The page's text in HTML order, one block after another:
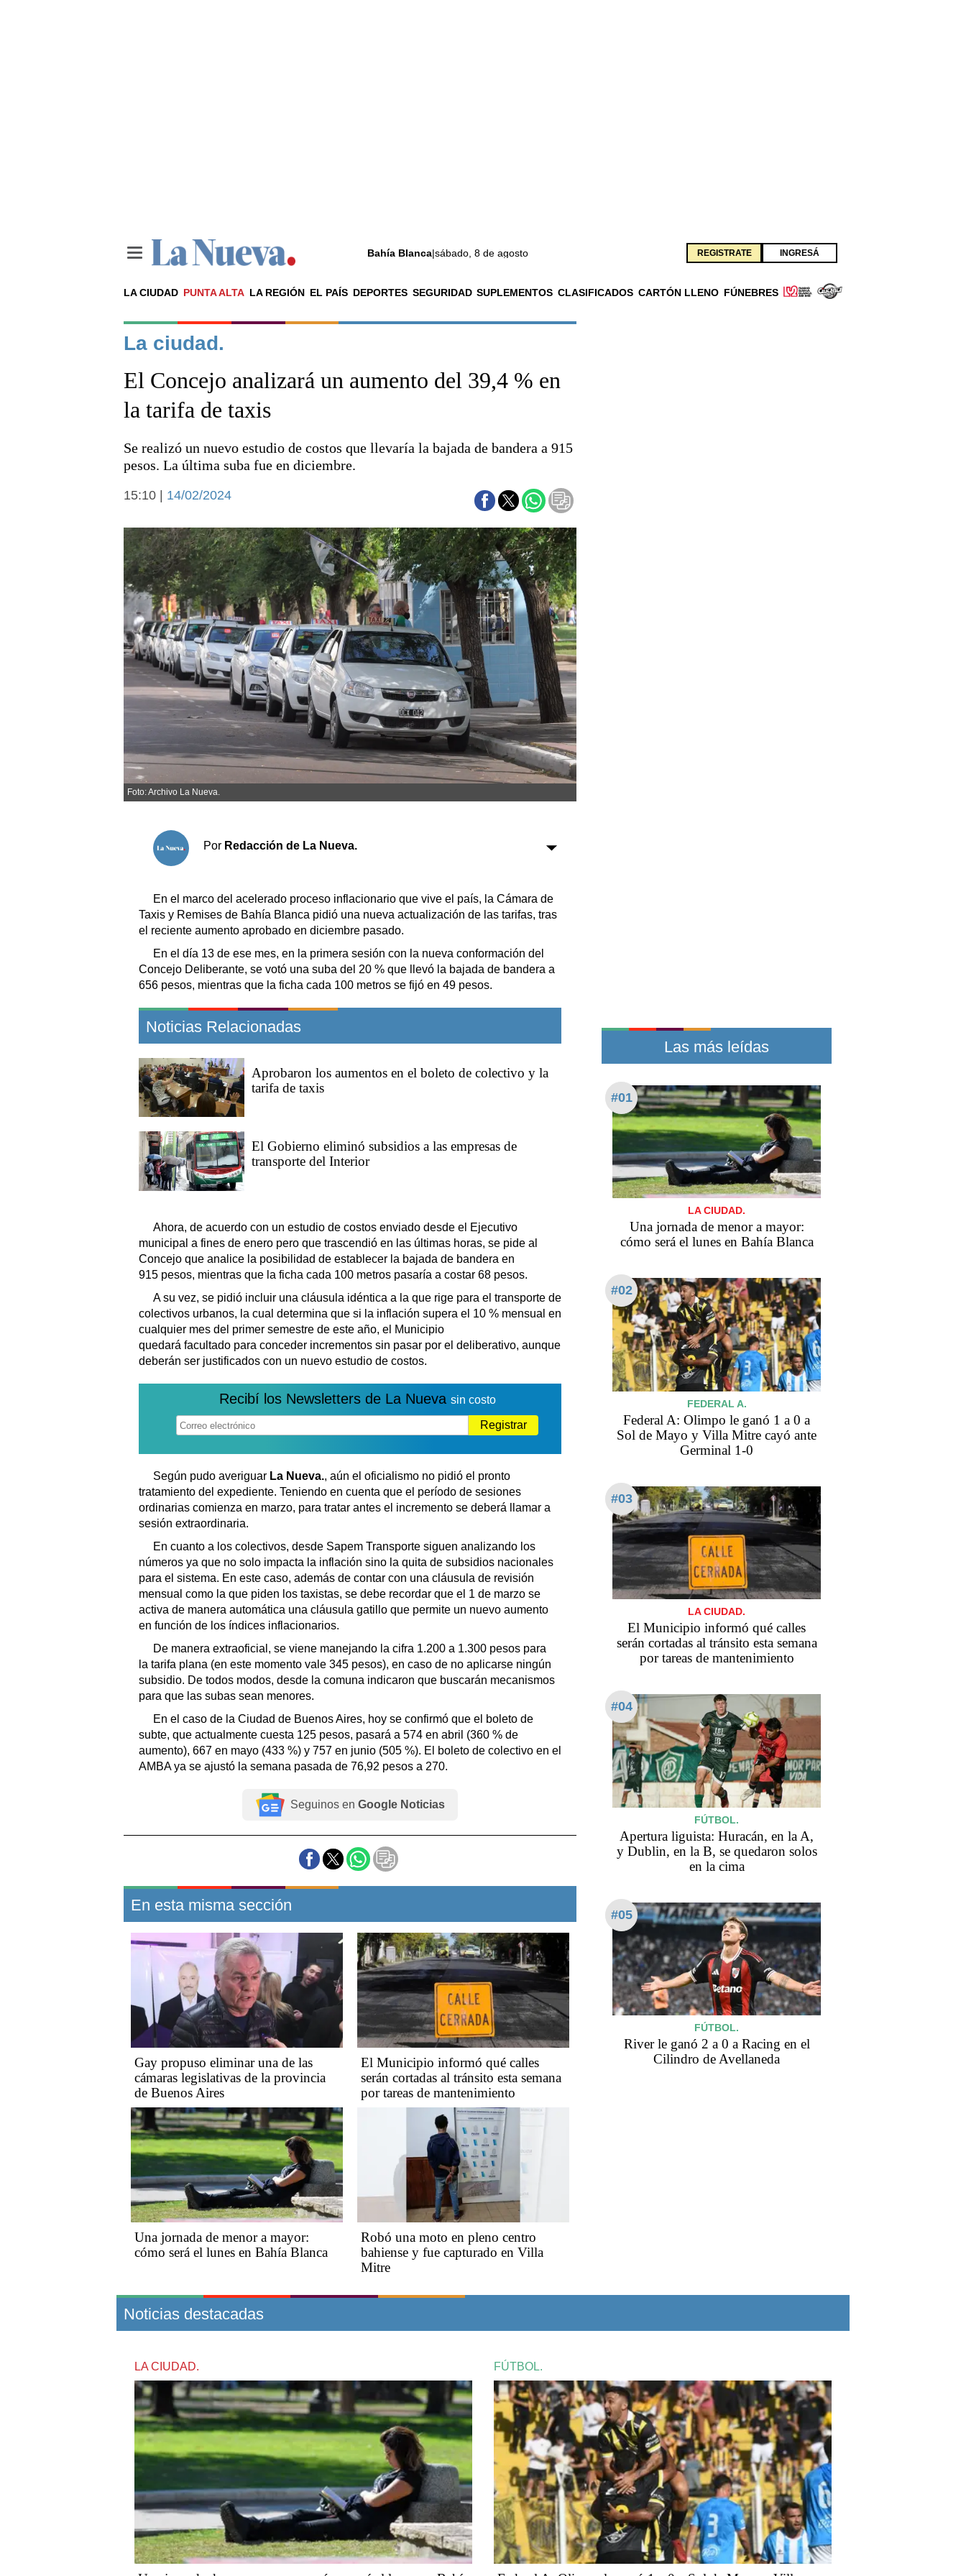
Bahía Blanca|sábado, 8 de agosto REGISTRATE INGRESÁ
LA CIUDAD PUNTA ALTA LA REGIÓN EL PAÍS DEPORTES SEGURIDAD SUPLEMENTOS CLASIFICADOS CARTÓN LLENO FÚNEBRES
Noticias
La ciudad
El país
Deportes
Escenario Olímpico
Federal A
Arte y cultura
Aplausos
Cines
Economía y campo
Economía y finanzas
Con el campo
Espacio empresas
Sociedad y tiempo libre
Sociedad
Tecnología
Turismo
Salud
Es viral
El tiempo
Cartón Lleno
Fúnebres
Horóscopo
Suplementos
Transportes
Loterías
Datos Útiles
Fúnebres
Edictos
Teléfonos de urgencia
La ciudad.
El Concejo analizará un aumento del 39,4 % en
la tarifa de taxis
Se realizó un nuevo estudio de costos que llevaría la bajada de bandera a 915
pesos. La última suba fue en diciembre.
15:10 | 14/02/2024
Foto: Archivo La Nueva.
Por Redacción de La Nueva.
En el marco del acelerado proceso inflacionario que vive el país, la Cámara de
Taxis y Remises de Bahía Blanca pidió una nueva actualización de las tarifas, tras
el reciente aumento aprobado en diciembre pasado.
En el día 13 de ese mes, en la primera sesión con la nueva conformación del
Concejo Deliberante, se votó una suba del 20 % que llevó la bajada de bandera a
656 pesos, mientras que la ficha cada 100 metros se fijó en 49 pesos.
Noticias Relacionadas
Aprobaron los aumentos en el boleto de colectivo y la
tarifa de taxis
El Gobierno eliminó subsidios a las empresas de
transporte del Interior
Ahora, de acuerdo con un estudio de costos enviado desde el Ejecutivo
municipal a fines de enero pero que trascendió en las últimas horas, se pide al
Concejo que analice la posibilidad de establecer la bajada de bandera en
915 pesos, mientras que la ficha cada 100 metros pasaría a costar 68 pesos.
A su vez, se pidió incluir una cláusula idéntica a la que rige para el transporte de
colectivos urbanos, la cual determina que si la inflación supera el 10 % mensual en
cualquier mes del primer semestre de este año, el Municipio
quedará facultado para conceder incrementos sin pasar por el deliberativo, aunque
deberán ser justificados con un nuevo estudio de costos.
Recibí los Newsletters de La Nueva sin costo
Registrar
Según pudo averiguar La Nueva., aún el oficialismo no pidió el pronto
tratamiento del expediente. Teniendo en cuenta que el período de sesiones
ordinarias comienza en marzo, para tratar antes el incremento se deberá llamar a
sesión extraordinaria.
En cuanto a los colectivos, desde Sapem Transporte siguen analizando los
números ya que no solo impacta la inflación sino la quita de subsidios nacionales
para el sistema. En este caso, además de contar con una cláusula de revisión
mensual como la que piden los taxistas, se debe recordar que el 1 de marzo se
activa de manera automática una cláusula gatillo que permite un nuevo aumento
en función de los índices inflacionarios.
De manera extraoficial, se viene manejando la cifra 1.200 a 1.300 pesos para
la tarifa plana (en este momento vale 345 pesos), en caso de no aplicarse ningún
subsidio. De todos modos, desde la comuna indicaron que buscarán mecanismos
para que las subas sean menores.
En el caso de la Ciudad de Buenos Aires, hoy se confirmó que el boleto de
subte, que actualmente cuesta 125 pesos, pasará a 574 en abril (360 % de
aumento), 667 en mayo (433 %) y 757 en junio (505 %). El boleto de colectivo en el
AMBA ya se ajustó la semana pasada de 76,92 pesos a 270.
Seguinos en Google Noticias
En esta misma sección
Gay propuso eliminar una de las
cámaras legislativas de la provincia
de Buenos Aires
El Municipio informó qué calles
serán cortadas al tránsito esta semana
por tareas de mantenimiento
Una jornada de menor a mayor:
cómo será el lunes en Bahía Blanca
Robó una moto en pleno centro
bahiense y fue capturado en Villa
Mitre
Las más leídas
#01
LA CIUDAD.
Una jornada de menor a mayor:
cómo será el lunes en Bahía Blanca
#02
FEDERAL A.
Federal A: Olimpo le ganó 1 a 0 a
Sol de Mayo y Villa Mitre cayó ante
Germinal 1-0
#03
LA CIUDAD.
El Municipio informó qué calles
serán cortadas al tránsito esta semana
por tareas de mantenimiento
#04
FÚTBOL.
Apertura liguista: Huracán, en la A,
y Dublin, en la B, se quedaron solos
en la cima
#05
FÚTBOL.
River le ganó 2 a 0 a Racing en el
Cilindro de Avellaneda
Noticias destacadas
LA CIUDAD. FÚTBOL.